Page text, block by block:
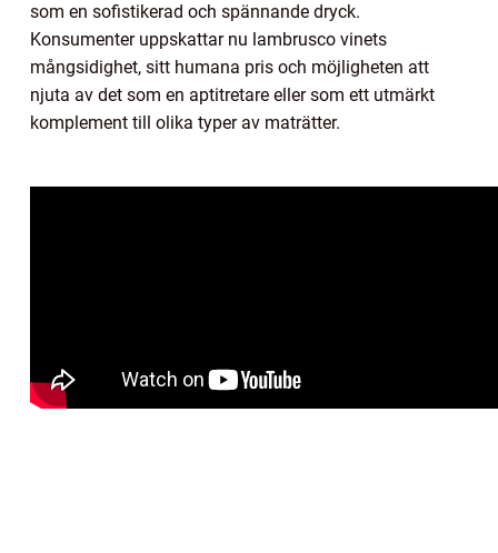
som en sofistikerad och spännande dryck.
Konsumenter uppskattar nu lambrusco vinets
mångsidighet, sitt humana pris och möjligheten att
njuta av det som en aptitretare eller som ett utmärkt
komplement till olika typer av maträtter.